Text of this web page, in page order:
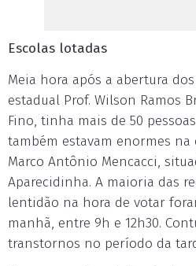
Escolas lotadas
Meia hora após a abertura
estadual Prof. Wilson Ramos
Fino, tinha mais de 50
também estavam enormes na
Marco Antônio Mencacci,
Aparecidinha. A maioria das
lentidão na hora de votar
manhã, entre 9h e 12h30.
transtornos no período da